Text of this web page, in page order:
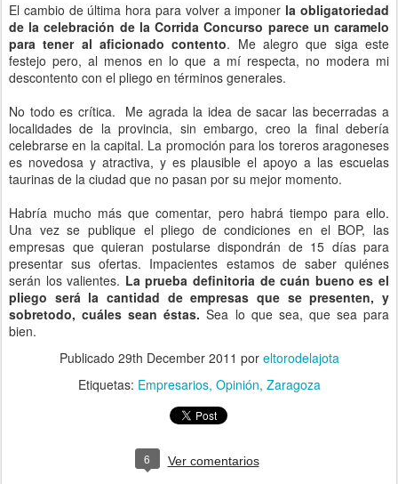
El cambio de última hora para volver a imponer la obligatoriedad
de la celebración de la Corrida Concurso parece un caramelo
para tener al aficionado contento. Me alegro que siga este
festejo pero, al menos en lo que a mí respecta, no modera mi
descontento con el pliego en términos generales.
No todo es crítica. Me agrada la idea de sacar las becerradas a
localidades de la provincia, sin embargo, creo la final debería
celebrarse en la capital. La promoción para los toreros aragoneses
es novedosa y atractiva, y es plausible el apoyo a las escuelas
taurinas de la ciudad que no pasan por su mejor momento.
Habría mucho más que comentar, pero habrá tiempo para ello.
Una vez se publique el pliego de condiciones en el BOP, las
empresas que quieran postularse dispondrán de 15 días para
presentar sus ofertas. Impacientes estamos de saber quiénes
serán los valientes. La prueba definitoria de cuán bueno es el
pliego será la cantidad de empresas que se presenten, y
sobretodo, cuáles sean éstas. Sea lo que sea, que sea para
bien.
Publicado 29th December 2011 por eltorodelajota
Etiquetas: Empresarios Opinión Zaragoza
6 Ver comentarios